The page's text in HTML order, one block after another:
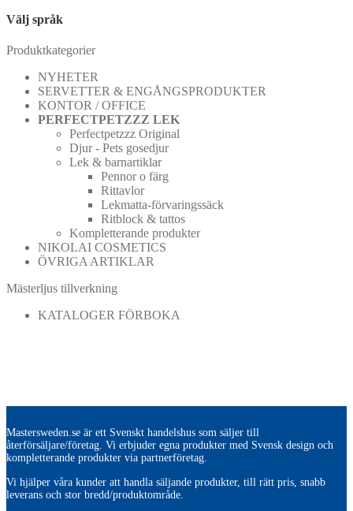
Välj språk
Produktkategorier
NYHETER
SERVETTER & ENGÅNGSPRODUKTER
KONTOR / OFFICE
PERFECTPETZZZ LEK
Perfectpetzzz Original
Djur - Pets gosedjur
Lek & barnartiklar
Pennor o färg
Rittavlor
Lekmatta-förvaringssäck
Ritblock & tattos
Kompletterande produkter
NIKOLAI COSMETICS
ÖVRIGA ARTIKLAR
Mästerljus tillverkning
KATALOGER FÖRBOKA
Mastersweden.se är ett Svenskt handelshus som säljer till
återförsäljare/företag. Vi erbjuder egna produkter med Svensk design och
kompletterande produkter via partnerföretag.
Vi hjälper våra kunder att handla säljande produkter, till rätt pris, snabb
leverans och stor bredd/produktområde.